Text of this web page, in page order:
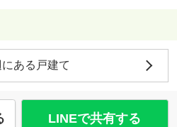
ある戸建て
LINEで共有する